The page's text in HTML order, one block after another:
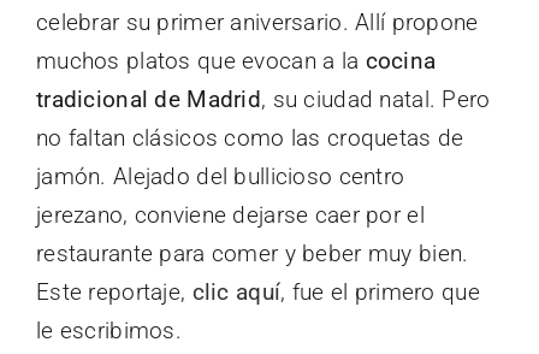
celebrar su primer aniversario. Allí propone
muchos platos que evocan a la cocina
tradicional de Madrid, su ciudad natal. Pero
no faltan clásicos como las croquetas de
jamón. Alejado del bullicioso centro
jerezano, conviene dejarse caer por el
restaurante para comer y beber muy bien.
Este reportaje, clic aquí, fue el primero que
le escribimos.